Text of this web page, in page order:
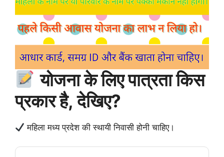
योजना के लिए पात्रता किस
प्रकार है, देखिए?
महिला मध्य प्रदेश की स्थायी निवासी होनी चाहिए।